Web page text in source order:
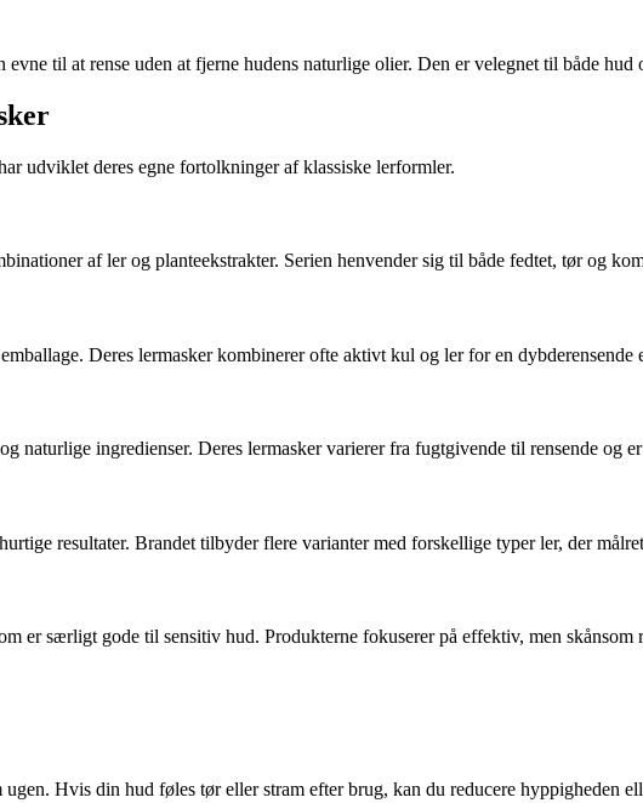
til at rense uden at fjerne hudens naturlige olier. Den er velegnet til både
udviklet deres egne fortolkninger af klassiske lerformler.
af ler og planteekstrakter. Serien henvender sig til både fedtet, tør og
Deres lermasker kombinerer ofte aktivt kul og ler for en dybderensende
naturlige ingredienser. Deres lermasker varierer fra fugtgivende til rensende og
resultater. Brandet tilbyder flere varianter med forskellige typer ler, der
er særligt gode til sensitiv hud. Produkterne fokuserer på effektiv, men skånsom
Hvis din hud føles tør eller stram efter brug, kan du reducere hyppigheden